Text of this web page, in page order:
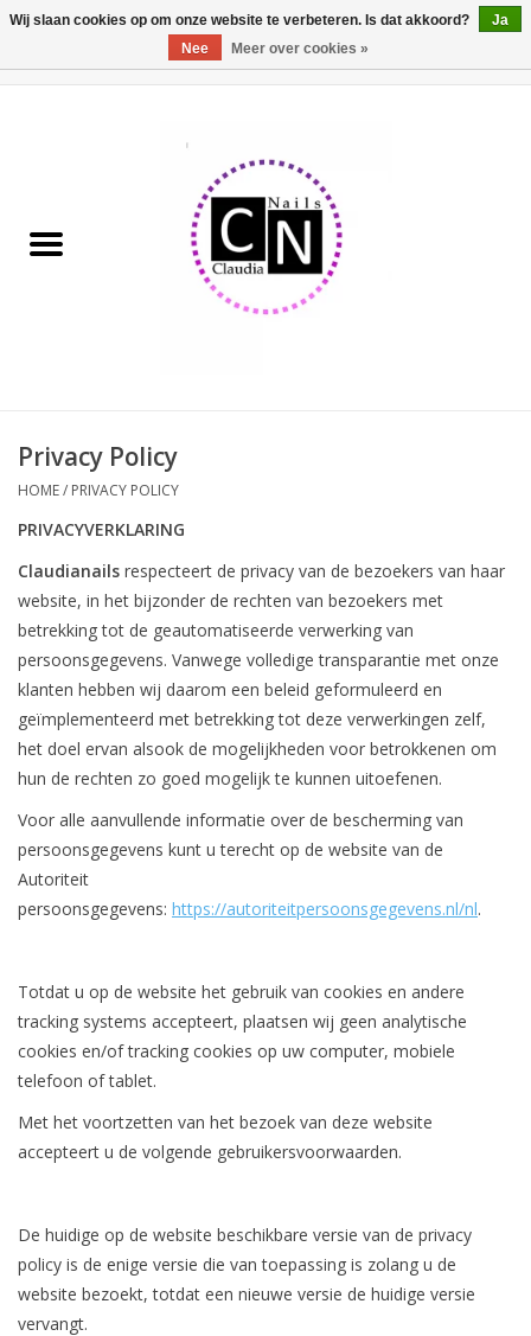
Pedicure producten
Acrylpoeder
Apparatuur
Gellak
NailArt Producten
Startpakketten
NIEUW! MBS Producten
Nail art pigment pennen
Nagelstyliste Cursus!
Biab gel/Build It gel
Glitters ombre Spray
Privacy Policy
HOME/ PRIVACY POLICY
PRIVACYVERKLARING
Claudianails respecteert de privacy van de bezoekers van haar
website, in het bijzonder de rechten van bezoekers met
betrekking tot de geautomatiseerde verwerking van
persoonsgegevens. Vanwege volledige transparantie met onze
klanten hebben wij daarom een beleid geformuleerd en
geïmplementeerd met betrekking tot deze verwerkingen zelf,
het doel ervan alsook de mogelijkheden voor betrokkenen om
hun de rechten zo goed mogelijk te kunnen uitoefenen.
Voor alle aanvullende informatie over de bescherming van
persoonsgegevens kunt u terecht op de website van de
Autoriteit
persoonsgegevens: https://autoriteitpersoonsgegevens.nl/nl.
Totdat u op de website het gebruik van cookies en andere
tracking systems accepteert, plaatsen wij geen analytische
cookies en/of tracking cookies op uw computer, mobiele
telefoon of tablet.
Met het voortzetten van het bezoek van deze website
accepteert u de volgende gebruikersvoorwaarden.
De huidige op de website beschikbare versie van de privacy
policy is de enige versie die van toepassing is zolang u de
website bezoekt, totdat een nieuwe versie de huidige versie
vervangt.
Wij slaan cookies op om onze website te verbeteren. Is dat akkoord?
Ja
Nee
Meer over cookies »